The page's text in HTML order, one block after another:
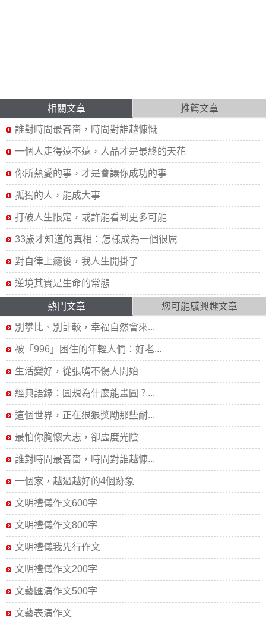
相關文章 推薦文章
誰對時間最吝嗇，時間對誰越慷慨
一個人走得遠不遠，人品才是最終的天花
你所熱愛的事，才是會讓你成功的事
孤獨的人，能成大事
打破人生限定，或許能看到更多可能
33歲才知道的真相：怎樣成為一個很厲
對自律上癮後，我人生開掛了
逆境其實是生命的常態
熱門文章 您可能感興趣文章
別攀比、別計較，幸福自然會來...
被「996」困住的年輕人們：好老...
生活變好，從張嘴不傷人開始
經典語錄：圓規為什麼能畫圓？...
這個世界，正在狠狠獎勵那些耐...
最怕你胸懷大志，卻虛度光陰
誰對時間最吝嗇，時間對誰越慷...
一個家，越過越好的4個跡象
文明禮儀作文600字
文明禮儀作文800字
文明禮儀我先行作文
文明禮儀作文200字
文藝匯演作文500字
文藝表演作文